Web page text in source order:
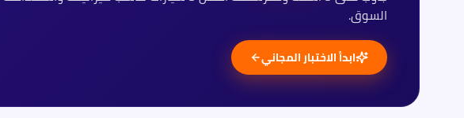
السوق.
ابدأ الاختبار المجاني